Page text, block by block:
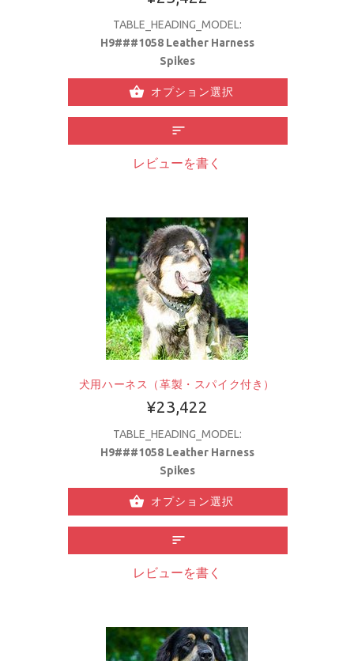
TABLE_HEADING_MODEL:
H9###1058 Leather Harness
Spikes
オプション選択
レビューを書く
犬用ハーネス（革製・スパイク付き）
¥23,422
TABLE_HEADING_MODEL:
H9###1058 Leather Harness
Spikes
オプション選択
レビューを書く